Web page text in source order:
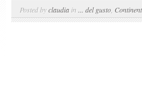
Posted byclaudia in ... del gusto